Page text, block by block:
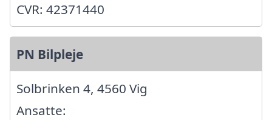
CVR: 42371440
PN Bilpleje
Solbrinken 4, 4560 Vig
Ansatte: